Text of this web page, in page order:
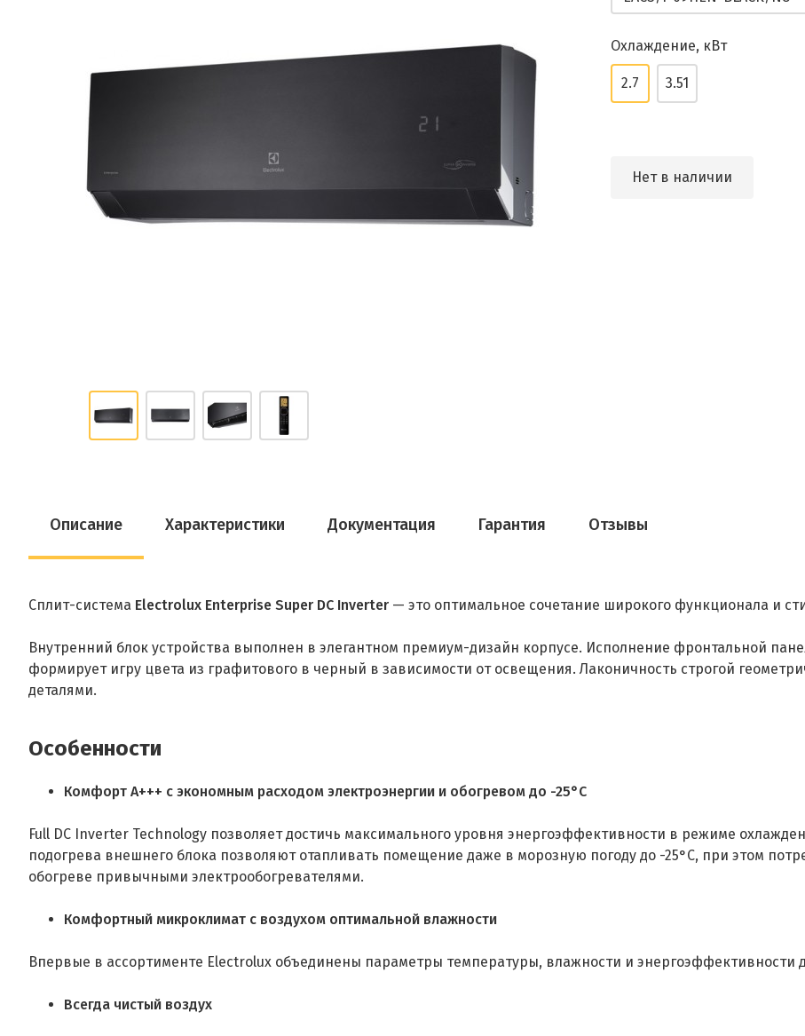
Охлаждение, кВт
2.7 3.51
Нет в наличии
Описание Характеристики Документация Гарантия Отзывы
Сплит-система Electrolux Enterprise Super DC Inverter — это оптимальное сочетание широкого функционала и
Внутренний блок устройства выполнен в элегантном премиум-дизайн корпусе. Исполнение фронтальной
формирует игру цвета из графитового в черный в зависимости от освещения. Лаконичность строгой
деталями.
Особенности
Комфорт А+++ с экономным расходом электроэнергии и обогревом до -25°C
Full DC Inverter Technology позволяет достичь максимального уровня энергоэффективности в режиме
подогрева внешнего блока позволяют отапливать помещение даже в морозную погоду до -25°C, при этом
обогреве привычными электрообогревателями.
Комфортный микроклимат с воздухом оптимальной влажности
Впервые в ассортименте Electrolux объединены параметры температуры, влажности и энергоэффективности
Всегда чистый воздух